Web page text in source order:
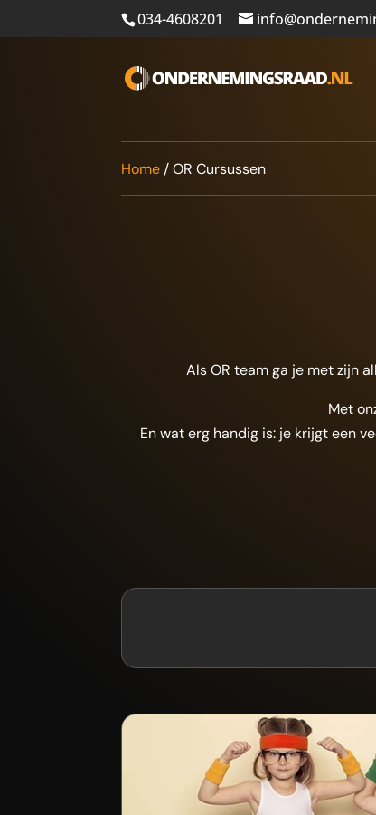
034-4608201
Home /OR Cursussen
Als OR team ga je met zijn
Met
En wat erg handig is: je krijgt een